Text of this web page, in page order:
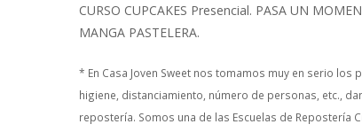
CURSO CUPCAKES Presencial. PASA UN
MANGA PASTELERA.
* En Casa Joven Sweet nos tomamos muy en serio
higiene, distanciamiento, número de personas, etc.,
repostería. Somos una de las Escuelas de Repostería